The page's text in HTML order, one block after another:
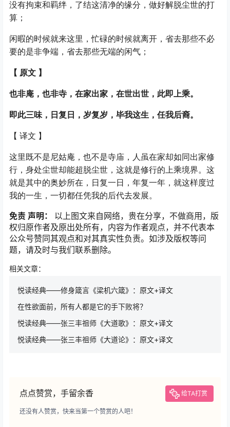
没有拘束和羁绊，了结这清净的缘分，做好解脱尘世的打
算；
闲暇的时候就来这里，忙碌的时候就离开，省去那些不必
要的是非争端，省去那些无端的闲气；
【 原文 】
也非庵，也非寺，在家出家，在世出世，此即上乘。
即此三味，日复日，岁复岁，毕我这生，任我后裔。
【 译文 】
这里既不是尼姑庵，也不是寺庙，人虽在家却如同出家修
行，身处尘世却能超脱尘世，这就是修行的上乘境界。这
就是其中的奥妙所在，日复一日，年复一年，就这样度过
我的一生，一切都任凭我的后代去发展。
免责 声明： 以上图文来自网络，贵在分享，不做商用，版
权归原作者及原出处所有，内容为作者观点，并不代表本
公众号赞同其观点和对其真实性负责。如涉及版权等问
题，请及时与我们联系删除。
相关文章：
悦读经典——修身箴言《梁机六箴》：原文+译文
在性欲面前，所有人都是它的手下败将？
悦读经典——张三丰祖师《大道歌》：原文+译文
悦读经典——张三丰祖师《大道论》：原文+译文
点点赞赏，手留余香 给TA打赏
还没有人赞赏，快来当第一个赞赏的人吧！